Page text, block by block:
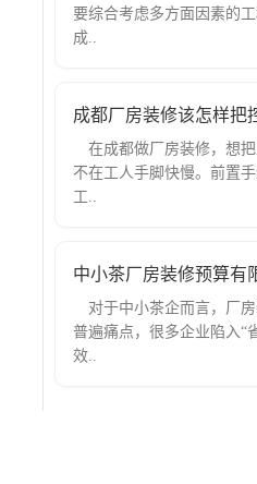
要综合考虑多方面因素的
成..
在成都做厂房装修，想
不在工人手脚快慢。前置
工..
对于中小茶企而言，厂
普遍痛点，很多企业陷入“
效..